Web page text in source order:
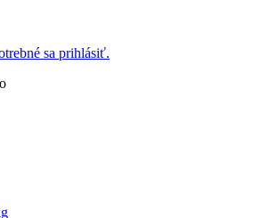
sa prihlásiť.